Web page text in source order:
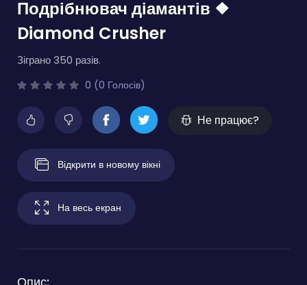
Подрібнювач діамантів ❖
Diamond Crusher
Зіграно 350 разів.
0 (0 Голосів)
Не працює?
Відкрити в новому вікні
На весь екран